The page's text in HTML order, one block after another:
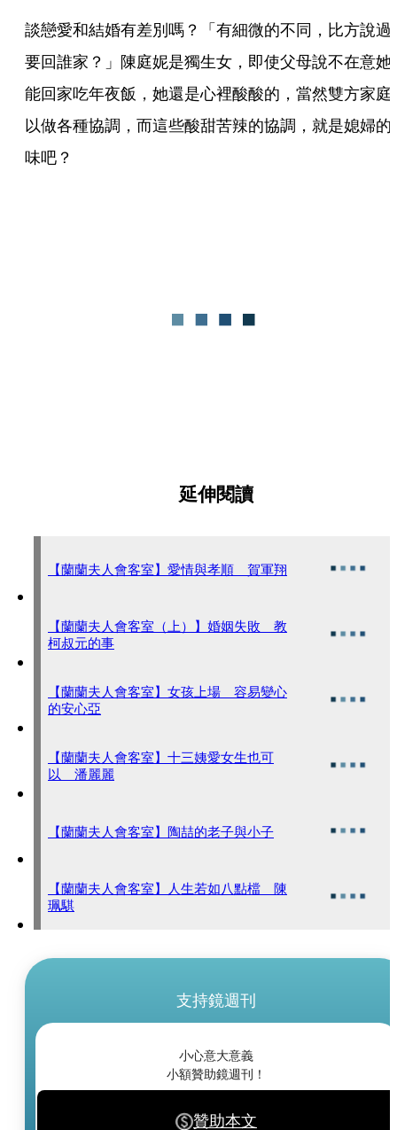
談戀愛和結婚有差別嗎？「有細微的不同，比方說過
要回誰家？」陳庭妮是獨生女，即使父母說不在意她
能回家吃年夜飯，她還是心裡酸酸的，當然雙方家庭
以做各種協調，而這些酸甜苦辣的協調，就是媳婦的
味吧？
延伸閱讀
【蘭蘭夫人會客室】愛情與孝順 賀軍翔
【蘭蘭夫人會客室（上）】婚姻失敗 教
柯叔元的事
【蘭蘭夫人會客室】女孩上場 容易變心
的安心亞
【蘭蘭夫人會客室】十三姨愛女生也可
以 潘麗麗
【蘭蘭夫人會客室】陶喆的老子與小子
【蘭蘭夫人會客室】人生若如八點檔 陳
珮騏
支持鏡週刊
小心意大意義
小額贊助鏡週刊！
贊助本文